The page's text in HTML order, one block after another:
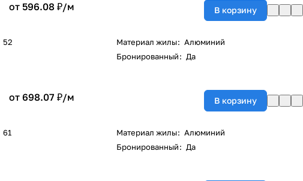
от 596.08 ₽/м В корзину
52 Материал жилы: Алюминий
Бронированный: Да
от 698.07 ₽/м В корзину
61 Материал жилы: Алюминий
Бронированный: Да